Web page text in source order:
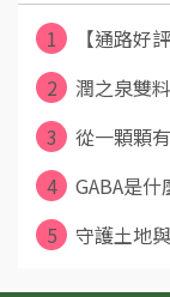
1
【通路好
2
潤之泉雙
3
從一顆顆
4
GABA是
5
守護土地